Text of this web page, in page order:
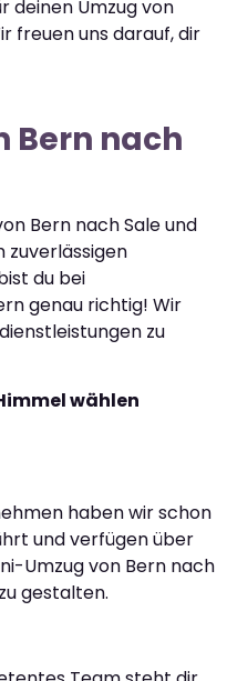
deinen Umzug von
freuen uns darauf, dir
Bern nach
Bern nach Sale und
zuverlässigen
du bei
genau richtig! Wir
zu
wählen
haben wir schon
und verfügen über
Umzug von Bern nach
gestalten.